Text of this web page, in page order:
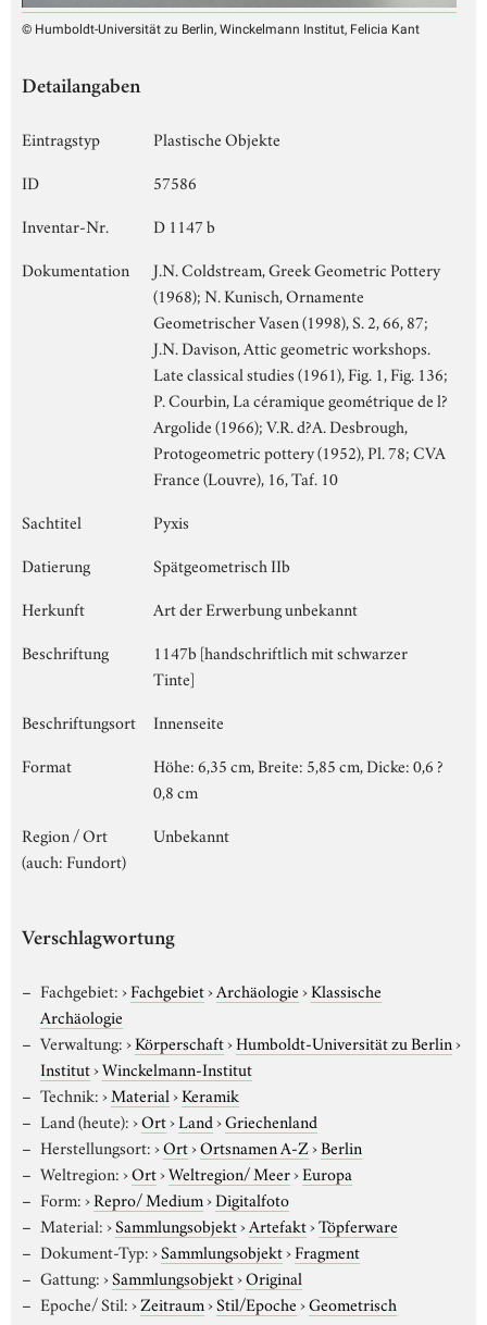
© Humboldt-Universität zu Berlin, Winckelmann Institut, Felicia Kant
Detailangaben
Eintragstyp
Plastische Objekte
ID
57586
Inventar-Nr.
D 1147 b
Dokumentation
J.N. Coldstream, Greek Geometric Pottery
(1968); N. Kunisch, Ornamente
Geometrischer Vasen (1998), S. 2, 66, 87;
J.N. Davison, Attic geometric workshops.
Late classical studies (1961), Fig. 1, Fig. 136;
P. Courbin, La céramique geométrique de l?
Argolide (1966); V.R. d?A. Desbrough,
Protogeometric pottery (1952), Pl. 78; CVA
France (Louvre), 16, Taf. 10
Sachtitel
Pyxis
Datierung
Spätgeometrisch IIb
Herkunft
Art der Erwerbung unbekannt
Beschriftung
1147b [handschriftlich mit schwarzer
Tinte]
Beschriftungsort
Innenseite
Format
Höhe: 6,35 cm, Breite: 5,85 cm, Dicke: 0,6 ?
0,8 cm
Region / Ort
(auch: Fundort)
Unbekannt
Verschlagwortung
Fachgebiet:›Fachgebiet›Archäologie›Klassische
Archäologie
Verwaltung:›Körperschaft›Humboldt-Universität zu Berlin›
Institut›Winckelmann-Institut
Technik:›Material›Keramik
Land (heute):›Ort›Land›Griechenland
Herstellungsort:›Ort›Ortsnamen A-Z›Berlin
Weltregion:›Ort›Weltregion/ Meer›Europa
Form:›Repro/ Medium›Digitalfoto
Material:›Sammlungsobjekt›Artefakt›Töpferware
Dokument-Typ:›Sammlungsobjekt›Fragment
Gattung:›Sammlungsobjekt›Original
Epoche/ Stil:›Zeitraum›Stil/Epoche›Geometrisch